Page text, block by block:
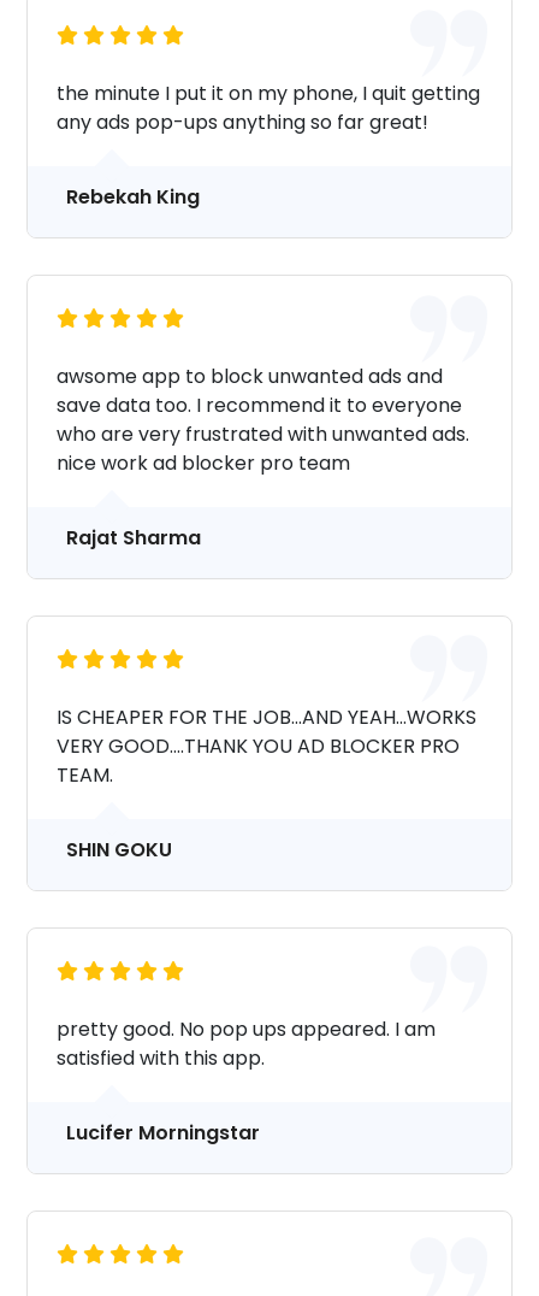
the minute I put it on my phone, I quit getting
any ads pop-ups anything so far great!
Rebekah King
awsome app to block unwanted ads and
save data too. I recommend it to everyone
who are very frustrated with unwanted ads.
nice work ad blocker pro team
Rajat Sharma
IS CHEAPER FOR THE JOB...AND YEAH...WORKS
VERY GOOD....THANK YOU AD BLOCKER PRO
TEAM.
SHIN GOKU
pretty good. No pop ups appeared. I am
satisfied with this app.
Lucifer Morningstar